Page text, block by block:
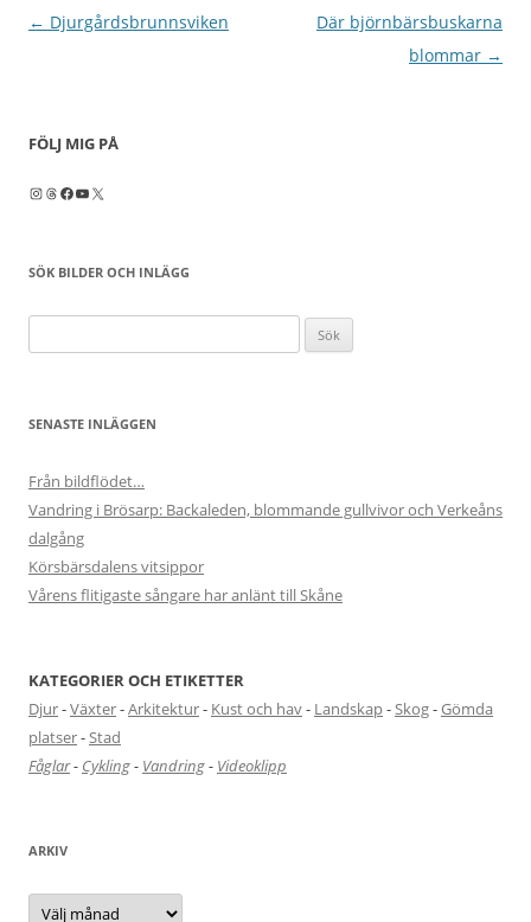
Inläggsnavigering
← Djurgårdsbrunnsviken
Där björnbärsbuskarna
blommar →
FÖLJ MIG PÅ
Instagram
Threads
Facebook
YouTube
X
SÖK BILDER OCH INLÄGG
efter:
SENASTE INLÄGGEN
Från bildflödet…
Vandring i Brösarp: Backaleden, blommande gullvivor och Verkeåns
dalgång
Körsbärsdalens vitsippor
Vårens flitigaste sångare har anlänt till Skåne
KATEGORIER OCH ETIKETTER
Djur-Växter-Arkitektur- Kust och hav- Landskap-Skog-Gömda
platser-Stad
Fåglar- Cykling- Vandring- Videoklipp
ARKIV
Arkiv